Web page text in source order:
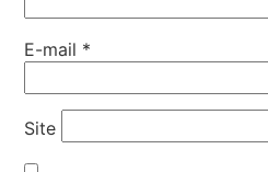
E-mail *
Site